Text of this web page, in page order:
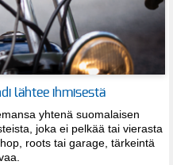
lähtee ihmisestä
yhtenä suomalaisen
joka ei pelkää tai vierasta
roots tai garage, tärkeintä